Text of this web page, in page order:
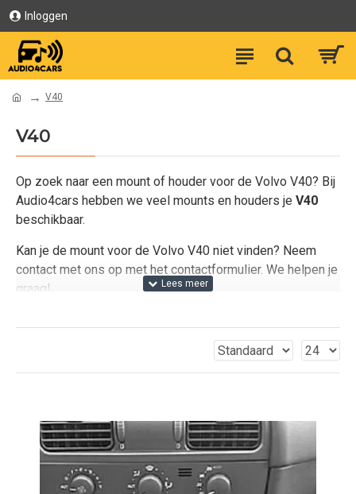
Inloggen
V40
V40
Op zoek naar een mount of houder voor de Volvo V40? Bij
Audio4cars hebben we veel mounts en houders je V40
beschikbaar.
Kan je de mount voor de Volvo V40 niet vinden? Neem
contact met ons op met het contactformulier. We helpen je
graag!